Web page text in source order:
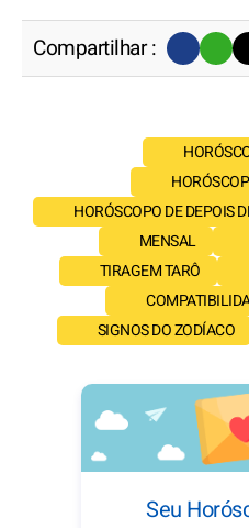
Compartilhar :
HORÓSCOPO DE DEPOIS
MENSAL
TIRAGEM TARÔ
SIGNOS DO ZODÍACO
Seu